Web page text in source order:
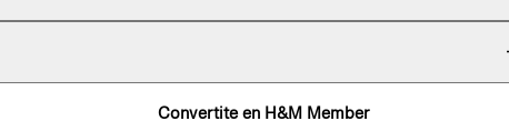
Convertite en H&M Member